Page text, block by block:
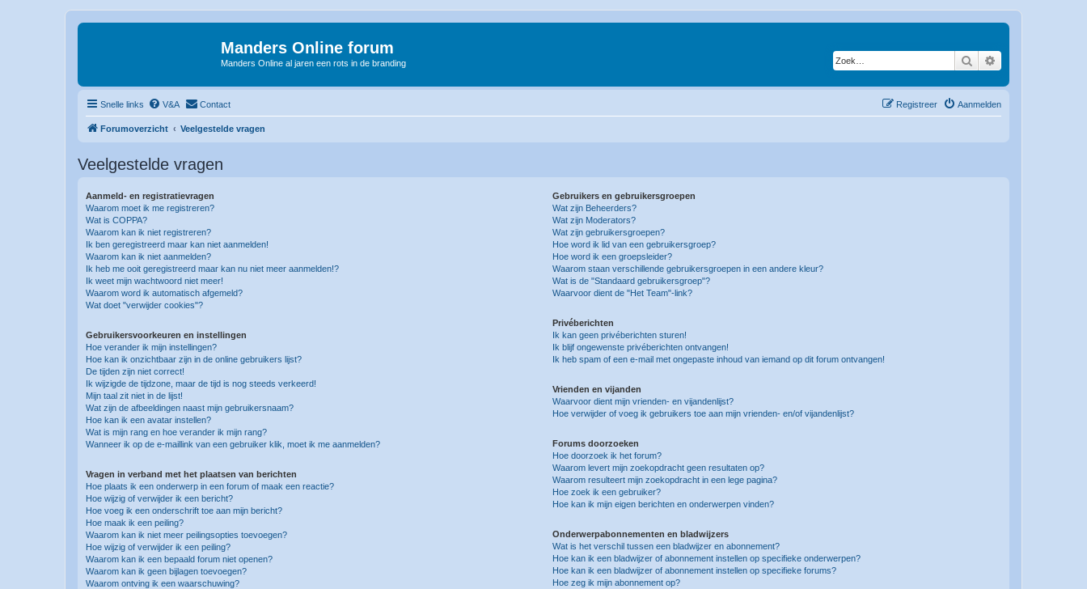
Manders Online forum
Manders Online al jaren een rots in de branding Zoek
Snelle links V&A Contact Aanmelden
Registreer
Forumoverzicht Veelgestelde vragen
Veelgestelde vragen
Aanmeld- en registratievragen
Waarom moet ik me registreren?
Wat is COPPA?
Waarom kan ik niet registreren?
Ik ben geregistreerd maar kan niet aanmelden!
Waarom kan ik niet aanmelden?
Ik heb me ooit geregistreerd maar kan nu niet meer aanmelden!?
Ik weet mijn wachtwoord niet meer!
Waarom word ik automatisch afgemeld?
Wat doet "verwijder cookies"?
Gebruikersvoorkeuren en instellingen
Hoe verander ik mijn instellingen?
Hoe kan ik onzichtbaar zijn in de online gebruikers lijst?
De tijden zijn niet correct!
Ik wijzigde de tijdzone, maar de tijd is nog steeds verkeerd!
Mijn taal zit niet in de lijst!
Wat zijn de afbeeldingen naast mijn gebruikersnaam?
Hoe kan ik een avatar instellen?
Wat is mijn rang en hoe verander ik mijn rang?
Wanneer ik op de e-maillink van een gebruiker klik, moet ik me aanmelden?
Vragen in verband met het plaatsen van berichten
Hoe plaats ik een onderwerp in een forum of maak een reactie?
Hoe wijzig of verwijder ik een bericht?
Hoe voeg ik een onderschrift toe aan mijn bericht?
Hoe maak ik een peiling?
Waarom kan ik niet meer peilingsopties toevoegen?
Hoe wijzig of verwijder ik een peiling?
Waarom kan ik een bepaald forum niet openen?
Waarom kan ik geen bijlagen toevoegen?
Waarom ontving ik een waarschuwing?
Gebruikers en gebruikersgroepen
Wat zijn Beheerders?
Wat zijn Moderators?
Wat zijn gebruikersgroepen?
Hoe word ik lid van een gebruikersgroep?
Hoe word ik een groepsleider?
Waarom staan verschillende gebruikersgroepen in een andere kleur?
Wat is de "Standaard gebruikersgroep"?
Waarvoor dient de "Het Team"-link?
Privéberichten
Ik kan geen privéberichten sturen!
Ik blijf ongewenste privéberichten ontvangen!
Ik heb spam of een e-mail met ongepaste inhoud van iemand op dit forum ontvangen!
Vrienden en vijanden
Waarvoor dient mijn vrienden- en vijandenlijst?
Hoe verwijder of voeg ik gebruikers toe aan mijn vrienden- en/of vijandenlijst?
Forums doorzoeken
Hoe doorzoek ik het forum?
Waarom levert mijn zoekopdracht geen resultaten op?
Waarom resulteert mijn zoekopdracht in een lege pagina?
Hoe zoek ik een gebruiker?
Hoe kan ik mijn eigen berichten en onderwerpen vinden?
Onderwerpabonnementen en bladwijzers
Wat is het verschil tussen een bladwijzer en abonnement?
Hoe kan ik een bladwijzer of abonnement instellen op specifieke onderwerpen?
Hoe kan ik een bladwijzer of abonnement instellen op specifieke forums?
Hoe zeg ik mijn abonnement op?